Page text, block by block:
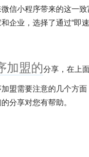
信小程序带来的这一
企业，选择了通过“即
加盟的分享，在上
盟需要注意的几个方
分享对您有帮助。